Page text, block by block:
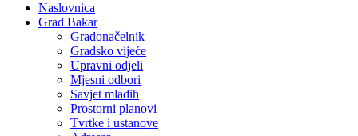
Naslovnica
Grad Bakar
Gradonačelnik
Gradsko vijeće
Upravni odjeli
Mjesni odbori
Savjet mladih
Prostorni planovi
Tvrtke i ustanove